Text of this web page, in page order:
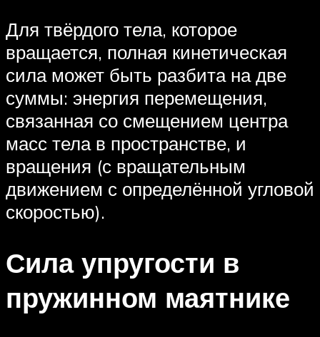
Для твёрдого тела, которое
вращается, полная кинетическая
сила может быть разбита на две
суммы: энергия перемещения,
связанная со смещением центра
масс тела в пространстве, и
вращения (с вращательным
движением с определённой угловой
скоростью).
Сила упругости в
пружинном маятнике